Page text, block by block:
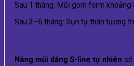
Sau 1 tháng: Mũi gom form khoảng
Sau 3–6 tháng: Sụn tự thân tương
Nâng mũi dáng S-line tự nhiên sẽ